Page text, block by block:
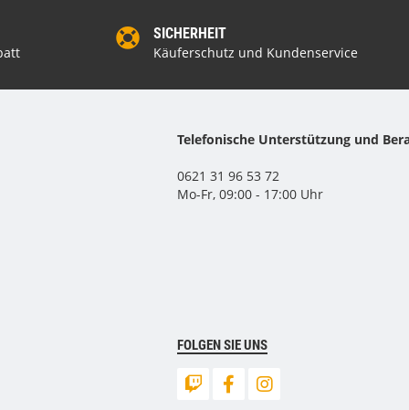
SICHERHEIT
Käuferschutz und Kundenservice
Telefonische Unterstützung und
0621 31 96 53 72
Mo-Fr, 09:00 - 17:00 Uhr
FOLGEN SIE UNS